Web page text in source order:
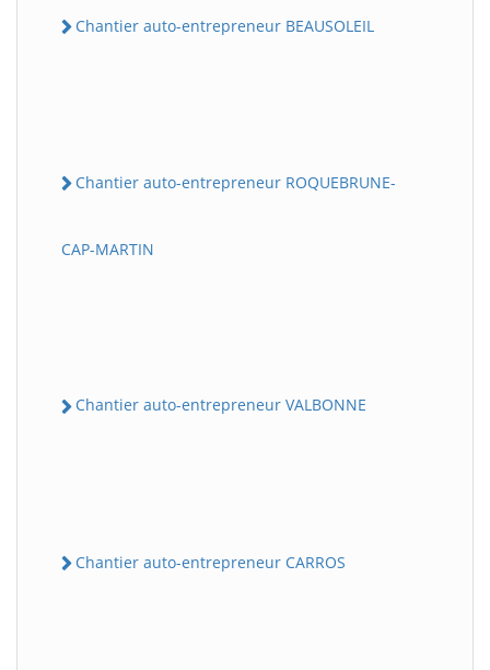
Chantier auto-entrepreneur BEAUSOLEIL
Chantier auto-entrepreneur ROQUEBRUNE-
CAP-MARTIN
Chantier auto-entrepreneur VALBONNE
Chantier auto-entrepreneur CARROS